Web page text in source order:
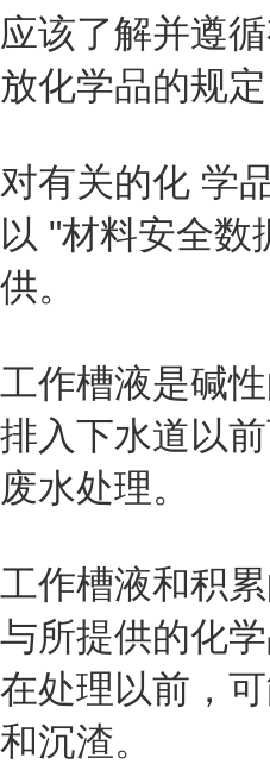
应该了解并遵
放化学品的规定
对有关的化 学
以 "材料安全数
供。
工作槽液是碱
排入下水道以
废水处理。
工作槽液和积
与所提供的化
在处理以前，
和沉渣。